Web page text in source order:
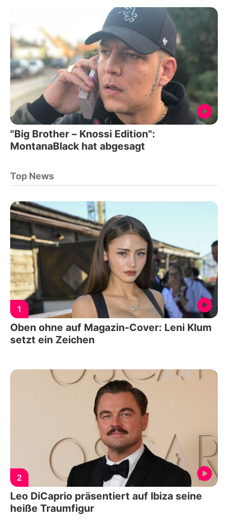
"Big Brother – Knossi Edition":
MontanaBlack hat abgesagt
Top News
1
Oben ohne auf Magazin-Cover: Leni Klum
setzt ein Zeichen
2
Leo DiCaprio präsentiert auf Ibiza seine
heiße Traumfigur